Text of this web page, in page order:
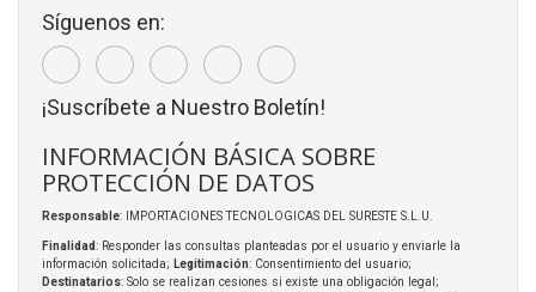
Síguenos en:
¡Suscríbete a Nuestro Boletín!
INFORMACIÓN BÁSICA SOBRE
PROTECCIÓN DE DATOS
Responsable: IMPORTACIONES TECNOLOGICAS DEL SURESTE S.L.U.
Finalidad: Responder las consultas planteadas por el usuario y enviarle la
información solicitada; Legitimación: Consentimiento del usuario;
Destinatarios: Solo se realizan cesiones si existe una obligación legal;